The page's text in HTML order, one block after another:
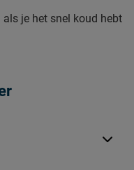
je het snel koud hebt